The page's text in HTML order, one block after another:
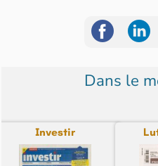
Dans le
Investir